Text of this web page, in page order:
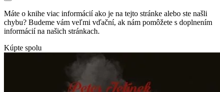
Máte o knihe viac informácií ako je na tejto stránke alebo ste našli
chybu? Budeme vám veľmi vďační, ak nám pomôžete s doplnením
informácií na našich stránkach.
Kúpte spolu